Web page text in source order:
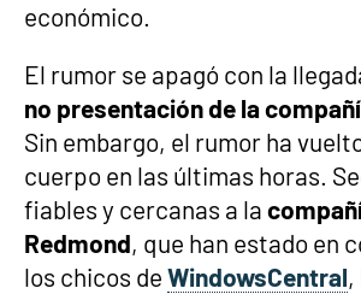
económico.
El rumor se apagó con la
no presentación de la
Sin embargo, el rumor ha
cuerpo en las últimas horas.
fiables y cercanas a la
Redmond, que han estado en
los chicos de WindowsCentral